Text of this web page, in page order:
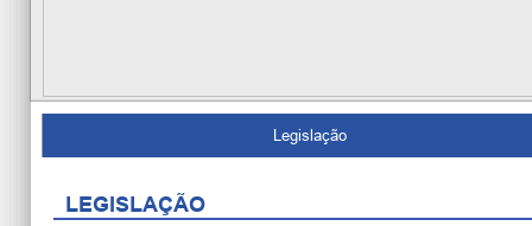
Legislação
LEGISLAÇÃO